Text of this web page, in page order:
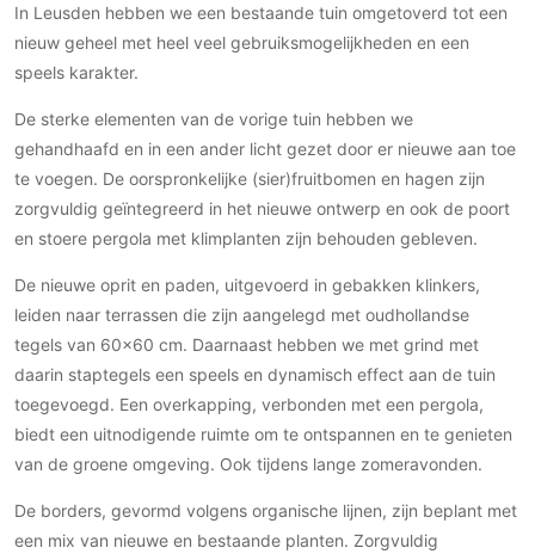
Trappen
Keuken
Keukens
Keukenapparatuur
Keukenbladen
Keukenaccessoires
Keukenkranen
Ramen en deuren
Binnendeuren
Aluminium deuren
Houten deuren
Deurbeslag
Overig
Autolift
Gevel
Gevelbekleding
Gevelstenen
Schilderwerk buiten
Buitenvloeren
Houten buitenvloeren
buitenvloeren
Vlonders
Zonwering
Zonwering buiten
Buitenkijken
Bijgebouw / Poolhouse
Terrasoverkapping
Tuin
Villa
Zwembad
Zakelijk
Horeca
Kantoor
In Leusden hebben we een bestaande tuin omgetoverd tot een
nieuw geheel met heel veel gebruiksmogelijkheden en een
speels karakter.
De sterke elementen van de vorige tuin hebben we
gehandhaafd en in een ander licht gezet door er nieuwe aan toe
te voegen. De oorspronkelijke (sier)fruitbomen en hagen zijn
zorgvuldig geïntegreerd in het nieuwe ontwerp en ook de poort
en stoere pergola met klimplanten zijn behouden gebleven.
De nieuwe oprit en paden, uitgevoerd in gebakken klinkers,
leiden naar terrassen die zijn aangelegd met oudhollandse
tegels van 60x60 cm. Daarnaast hebben we met grind met
daarin staptegels een speels en dynamisch effect aan de tuin
toegevoegd. Een overkapping, verbonden met een pergola,
biedt een uitnodigende ruimte om te ontspannen en te genieten
van de groene omgeving. Ook tijdens lange zomeravonden.
De borders, gevormd volgens organische lijnen, zijn beplant met
een mix van nieuwe en bestaande planten. Zorgvuldig